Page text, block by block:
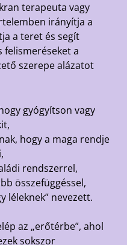
terapeuta vagy
irányítja a
a teret és segít
felismeréseket a
szerepe alázatot
gyógyítson vagy
hogy a maga rendje
rendszerrel,
összefüggéssel,
léleknek” nevezett.
az „erőtérbe”, ahol
sokszor